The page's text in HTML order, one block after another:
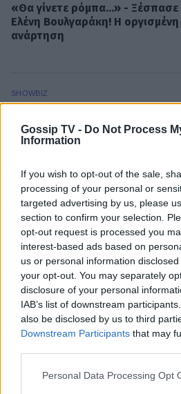
Gossip TV - Do Not Process
Information
If you wish to opt-out of the sale,
processing of your personal or
targeted advertising by us, please
section to confirm your selection.
opt-out request is processed you
interest-based ads based on
us or personal information
your opt-out. You may separately
disclosure of your personal
IAB’s list of downstream
also be disclosed by us to third
Downstream Participants that may
Personal Data Processing Opt
«Θα γίνετε ρόμπα…» - Ξέσπασε
Ελένη Βουλγαράκη! Η οργισμένη
ανάρτηση
SHOWBIZ
Ραγίζουν καρδιές τα λόγια για
μπαμπά της: «Όλα φαντάζουν
SHOWBIZ
Ακύλας: «Μέσα μου ψυχολογικά
ένιωσα περίεργα, τα
δεν είναι γρανάζια»
«Κοινωνία Ώρα MEGA»: Βασίλης
Τσεκούρας και Τζωρτζίνα
ενημέρωση του σταθμού
ΟΛΕΣ ΟΙ
DPG